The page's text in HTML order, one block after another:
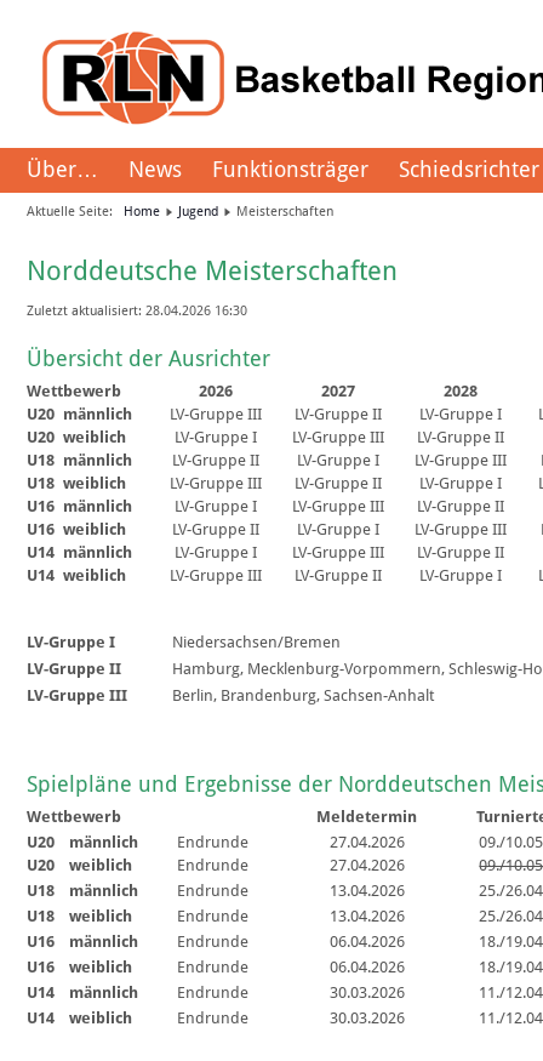
Über… News Funktionsträger Schiedsrichter
Aktuelle Seite: Home Jugend Meisterschaften
Norddeutsche Meisterschaften
Zuletzt aktualisiert: 28.04.2026 16:30
Übersicht der Ausrichter
Wettbewerb 2026 2027
2028
U20 männlich LV-Gruppe III LV-Gruppe II LV-Gruppe I
U20 weiblich LV-Gruppe I LV-Gruppe III
LV-Gruppe II
U18 männlich LV-Gruppe II LV-Gruppe I LV-Gruppe III
U18 weiblich LV-Gruppe III LV-Gruppe II LV-Gruppe I
U16 männlich LV-Gruppe I LV-Gruppe III
LV-Gruppe II
U16 weiblich LV-Gruppe II LV-Gruppe I LV-Gruppe III
U14 männlich LV-Gruppe I LV-Gruppe III
LV-Gruppe II
U14 weiblich LV-Gruppe III LV-Gruppe II LV-Gruppe I
LV-Gruppe I
Niedersachsen/Bremen
LV-Gruppe II
Hamburg, Mecklenburg-Vorpommern, Schleswig-
LV-Gruppe III
Berlin, Brandenburg, Sachsen-Anhalt
Spielpläne und Ergebnisse der Norddeutschen
Wettbewerb Meldetermin
U20
männlich Endrunde 27.04.2026
09./
U20
weiblich Endrunde 27.04.2026
09./
U18
männlich Endrunde 13.04.2026
25./
U18
weiblich Endrunde 13.04.2026
25./
U16
männlich Endrunde 06.04.2026
18./
U16
weiblich Endrunde 06.04.2026
18./
U14
männlich Endrunde 30.03.2026
11./
U14
weiblich Endrunde 30.03.2026 11./